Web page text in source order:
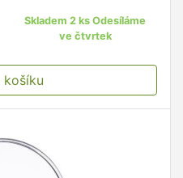
Skladem 2 ks Odesíláme
ve čtvrtek